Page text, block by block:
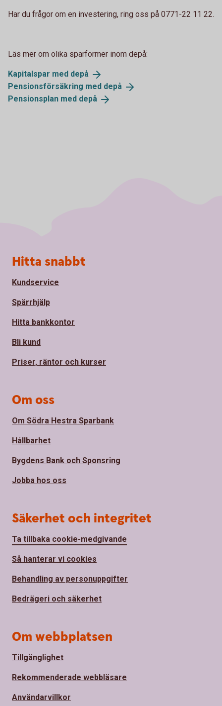
Har du frågor om en investering, ring oss på 0771-22 11 22.
Läs mer om olika sparformer inom depå:
Kapitalspar med depå
Pensionsförsäkring med depå
Pensionsplan med depå
Sidfot
Hitta snabbt
Kundservice
Spärrhjälp
Hitta bankkontor
Bli kund
Priser, räntor och kurser
Om oss
Om Södra Hestra Sparbank
Hållbarhet
Bygdens Bank och Sponsring
Jobba hos oss
Säkerhet och integritet
Ta tillbaka cookie-medgivande
Så hanterar vi cookies
Behandling av personuppgifter
Bedrägeri och säkerhet
Om webbplatsen
Tillgänglighet
Rekommenderade webbläsare
Användarvillkor